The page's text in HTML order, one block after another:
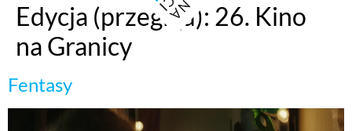
Edycja (przegląd): 26. Kino
na Granicy
Fentasy